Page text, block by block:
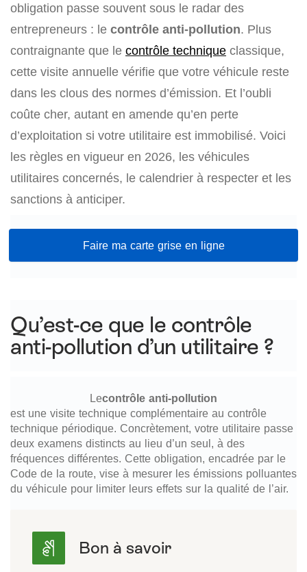
obligation passe souvent sous le radar des
entrepreneurs : le contrôle anti-pollution. Plus
contraignante que le contrôle technique classique,
cette visite annuelle vérifie que votre véhicule reste
dans les clous des normes d’émission. Et l’oubli
coûte cher, autant en amende qu’en perte
d’exploitation si votre utilitaire est immobilisé. Voici
les règles en vigueur en 2026, les véhicules
utilitaires concernés, le calendrier à respecter et les
sanctions à anticiper.
Faire ma carte grise en ligne
Qu’est-ce que le contrôle
anti-pollution d’un utilitaire ?
Lecontrôle anti-pollution
est une visite technique complémentaire au contrôle
technique périodique. Concrètement, votre utilitaire passe
deux examens distincts au lieu d’un seul, à des
fréquences différentes. Cette obligation, encadrée par le
Code de la route, vise à mesurer les émissions polluantes
du véhicule pour limiter leurs effets sur la qualité de l’air.